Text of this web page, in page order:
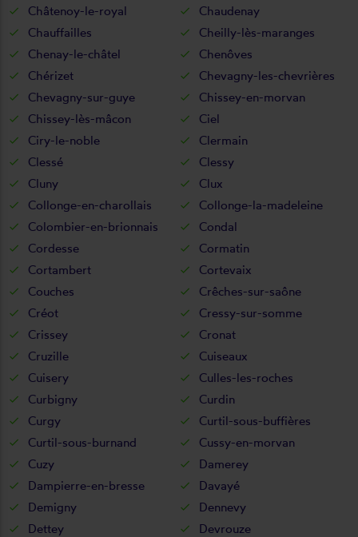
Châtenoy-le-royal
Chaudenay
Chauffailles
Cheilly-lès-maranges
Chenay-le-châtel
Chenôves
Chérizet
Chevagny-les-chevrières
Chevagny-sur-guye
Chissey-en-morvan
Chissey-lès-mâcon
Ciel
Ciry-le-noble
Clermain
Clessé
Clessy
Cluny
Clux
Collonge-en-charollais
Collonge-la-madeleine
Colombier-en-brionnais
Condal
Cordesse
Cormatin
Cortambert
Cortevaix
Couches
Crêches-sur-saône
Créot
Cressy-sur-somme
Crissey
Cronat
Cruzille
Cuiseaux
Cuisery
Culles-les-roches
Curbigny
Curdin
Curgy
Curtil-sous-buffières
Curtil-sous-burnand
Cussy-en-morvan
Cuzy
Damerey
Dampierre-en-bresse
Davayé
Demigny
Dennevy
Dettey
Devrouze